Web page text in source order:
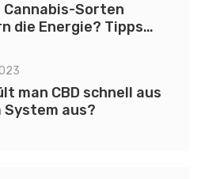
Cannabis-Sorten
die Energie? Tipps
man CBD schnell aus
System aus?